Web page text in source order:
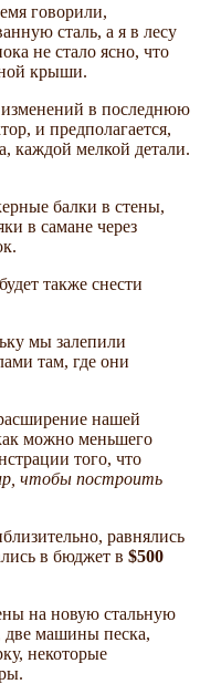
говорили,
сталь, а я в лесу
не стало ясно, что
крыши.
изменений в последнюю
и предполагается,
каждой мелкой детали.
балки в стены,
в самане через
также снести
мы залепили
там, где они
нашей
можно меньшего
того, что
чтобы построить
равнялись
в бюджет в $500
на новую стальную
две машины песка,
некоторые